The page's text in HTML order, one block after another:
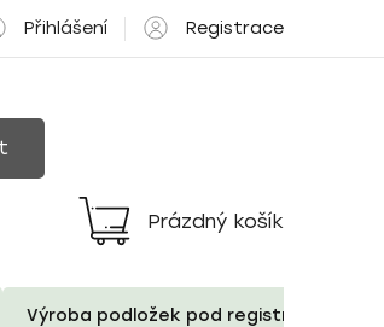
Přihlášení Registrace
Nákupní
košík
Prázdný košík
Výroba podložek pod registrační